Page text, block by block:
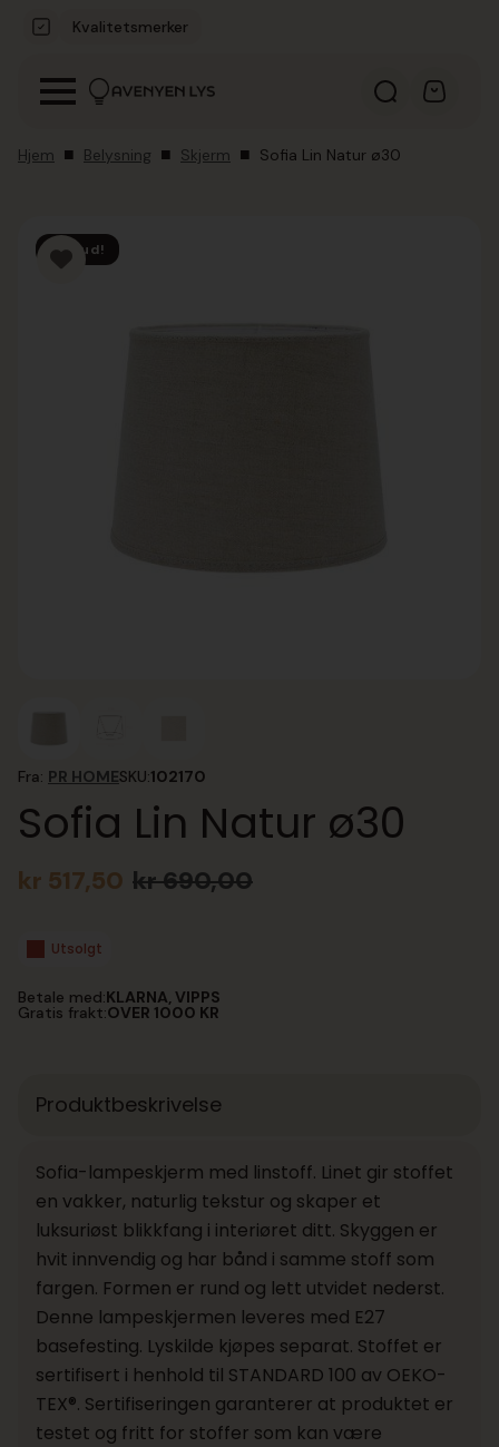
Kvalitetsmerker
Hjem Belysning Skjerm Sofia Lin Natur ø30
Tilbud!
Fra: PR HOMESKU:102170
Sofia Lin Natur ø30
kr690,00
Opprinnelig
var:
kr 690,00.
kr 517,50
Nåværende
er:
kr 517,50.
Utsolgt
Betale med:KLARNA, VIPPS
Gratis frakt:OVER 1000 KR
Produktbeskrivelse
Sofia-lampeskjerm med linstoff. Linet gir stoffet
en vakker, naturlig tekstur og skaper et
luksuriøst blikkfang i interiøret ditt. Skyggen er
hvit innvendig og har bånd i samme stoff som
fargen. Formen er rund og lett utvidet nederst.
Denne lampeskjermen leveres med E27
basefesting. Lyskilde kjøpes separat. Stoffet er
sertifisert i henhold til STANDARD 100 av OEKO-
TEX®. Sertifiseringen garanterer at produktet er
testet og fritt for stoffer som kan være